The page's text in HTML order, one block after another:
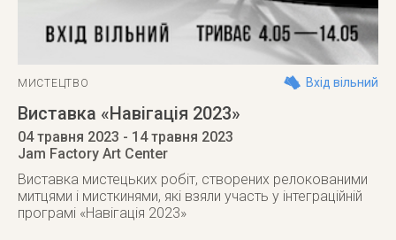
МИСТЕЦТВО Вхід вільний
Виставка «Навігація 2023»
04 травня 2023 - 14 травня 2023
Jam Factory Art Center
Виставка мистецьких робіт, створених релокованими
митцями і мисткинями, які взяли участь у інтеграційній
програмі «Навігація 2023»